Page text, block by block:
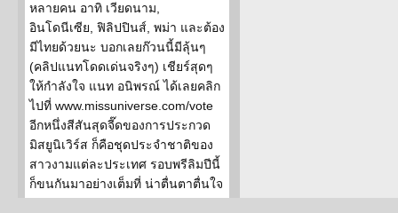
หลายคน อาทิ เวียดนาม,
อินโดนีเซีย, ฟิลิปปินส์, พม่า และต้อง
มีไทยด้วยนะ บอกเลยก๊วนนี้มีลุ้นๆ
(คลิปแนทโดดเด่นจริงๆ) เชียร์สุดๆ
ให้กำลังใจ แนท อนิพรณ์ ได้เลยคลิก
ไปที่ www.missuniverse.com/vote
อีกหนึ่งสีสันสุดจี๊ดของการประกวด
มิสยูนิเวิร์ส ก็คือชุดประจำชาติของ
สาวงามแต่ละประเทศ รอบพรีลิมปีนี้
ก็ขนกันมาอย่างเต็มที่ น่าตื่นตาตื่นใจ